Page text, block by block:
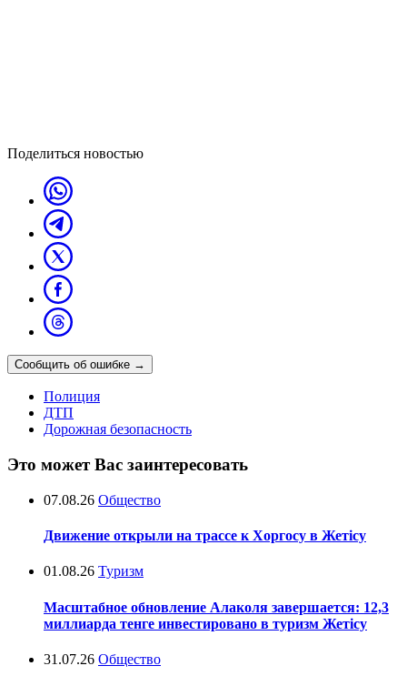
Поделиться новостью
Сообщить об ошибке →
Полиция
ДТП
Дорожная безопасность
Это может Вас заинтересовать
07.08.26 Общество
Движение открыли на трассе к Хоргосу в Жетісу
01.08.26 Туризм
Масштабное обновление Алаколя завершается: 12,3
миллиарда тенге инвестировано в туризм Жетісу
31.07.26 Общество